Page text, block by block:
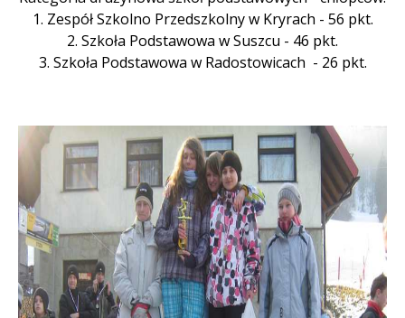
1. Zespół Szkolno Przedszkolny w Kryrach - 56 pkt.
2. Szkoła Podstawowa w Suszcu - 46 pkt.
3. Szkoła Podstawowa w Radostowicach - 26 pkt.